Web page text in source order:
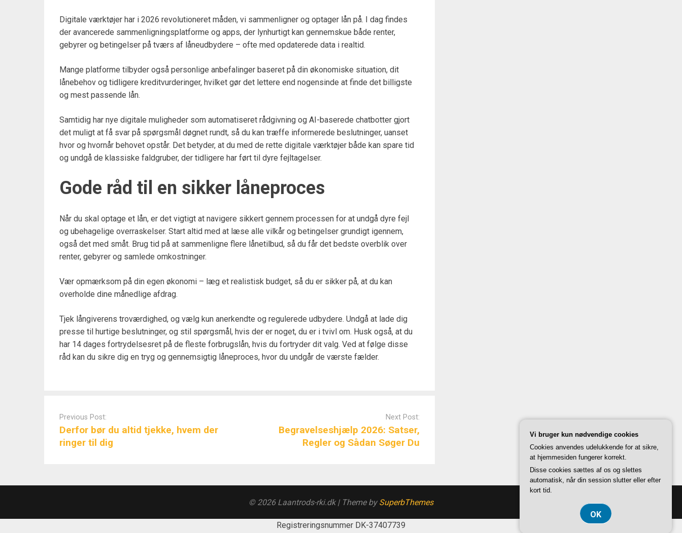
Digitale værktøjer har i 2026 revolutioneret måden, vi sammenligner og optager lån på. I dag findes
der avancerede sammenligningsplatforme og apps, der lynhurtigt kan gennemskue både renter,
gebyrer og betingelser på tværs af låneudbydere – ofte med opdaterede data i realtid.
Mange platforme tilbyder også personlige anbefalinger baseret på din økonomiske situation, dit
lånebehov og tidligere kreditvurderinger, hvilket gør det lettere end nogensinde at finde det billigste
og mest passende lån.
Samtidig har nye digitale muligheder som automatiseret rådgivning og AI-baserede chatbotter gjort
det muligt at få svar på spørgsmål døgnet rundt, så du kan træffe informerede beslutninger, uanset
hvor og hvornår behovet opstår. Det betyder, at du med de rette digitale værktøjer både kan spare tid
og undgå de klassiske faldgruber, der tidligere har ført til dyre fejltagelser.
Gode råd til en sikker låneproces
Når du skal optage et lån, er det vigtigt at navigere sikkert gennem processen for at undgå dyre fejl
og ubehagelige overraskelser. Start altid med at læse alle vilkår og betingelser grundigt igennem,
også det med småt. Brug tid på at sammenligne flere lånetilbud, så du får det bedste overblik over
renter, gebyrer og samlede omkostninger.
Vær opmærksom på din egen økonomi – læg et realistisk budget, så du er sikker på, at du kan
overholde dine månedlige afdrag.
Tjek långiverens troværdighed, og vælg kun anerkendte og regulerede udbydere. Undgå at lade dig
presse til hurtige beslutninger, og stil spørgsmål, hvis der er noget, du er i tvivl om. Husk også, at du
har 14 dages fortrydelsesret på de fleste forbrugslån, hvis du fortryder dit valg. Ved at følge disse
råd kan du sikre dig en tryg og gennemsigtig låneproces, hvor du undgår de værste fælder.
navigation
Previous Post:
Derfor bør du altid tjekke, hvem der
ringer til dig
Next Post:
Begravelseshjælp 2026: Satser,
Regler og Sådan Søger Du
© 2026 Laantrods-rki.dk| Theme by SuperbThemes
Registreringsnummer DK-37407739
Vi bruger kun nødvendige cookies
Cookies anvendes udelukkende for at sikre,
at hjemmesiden fungerer korrekt.
Disse cookies sættes af os og slettes
automatisk, når din session slutter eller efter
kort tid.
OK